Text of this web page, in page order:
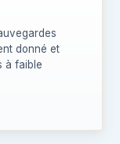
donné et
à faible